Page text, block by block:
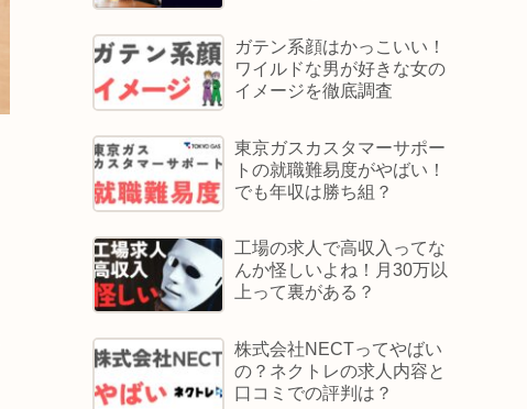
ガテン系顔はかっこいい！
ワイルドな男が好きな女の
イメージを徹底調査
東京ガスカスタマーサポー
トの就職難易度がやばい！
でも年収は勝ち組？
工場の求人で高収入ってな
んか怪しいよね！月30万以
上って裏がある？
株式会社NECTってやばい
の？ネクトレの求人内容と
口コミでの評判は？